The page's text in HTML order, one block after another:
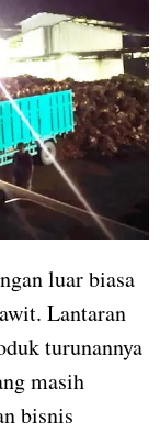
luar biasa
Lantaran
turunannya
masih
bisnis